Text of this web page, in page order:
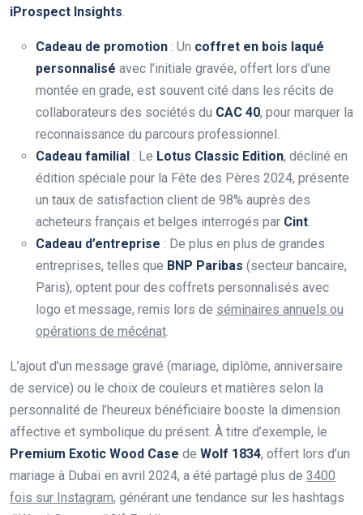
iProspect Insights
Cadeau de promotion : Un coffret en bois laqué
personnalisé avec l’initiale gravée, offert lors d’une
montée en grade, est souvent cité dans les récits de
collaborateurs des sociétés du CAC 40, pour marquer la
reconnaissance du parcours professionnel.
Cadeau familial : Le Lotus Classic Edition, décliné en
édition spéciale pour la Fête des Pères 2024, présente
un taux de satisfaction client de 98% auprès des
acheteurs français et belges interrogés par Cint
Cadeau d’entreprise : De plus en plus de grandes
entreprises, telles que BNP Paribas (secteur bancaire,
Paris), optent pour des coffrets personnalisés avec
logo et message, remis lors de séminaires annuels ou
opérations de mécénat
L’ajout d’un message gravé (mariage, diplôme, anniversaire
de service) ou le choix de couleurs et matières selon la
personnalité de l’heureux bénéficiaire booste la dimension
affective et symbolique du présent. À titre d’exemple, le
Premium Exotic Wood Case de Wolf 1834, offert lors d’un
mariage à Dubaï en avril 2024, a été partagé plus de 3400
fois sur Instagram, générant une tendance sur les hashtags